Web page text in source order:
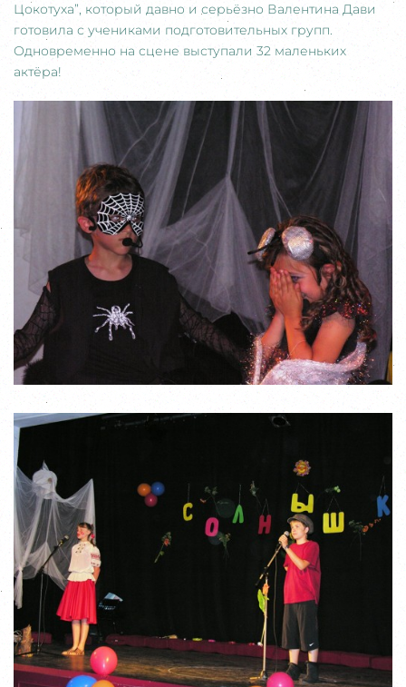
Цокотуха”, который давно и серьёзно Валентина Дави
готовила с учениками подготовительных групп.
Одновременно на сцене выступали 32 маленьких
актёра!